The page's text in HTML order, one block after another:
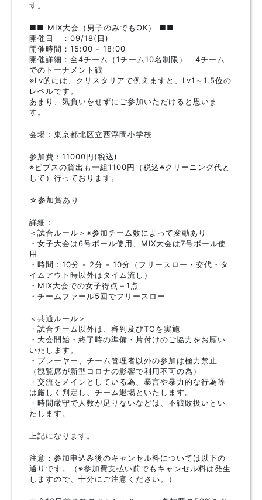
す。
■■ MIX大会（男子のみでもOK） ■■
開催日 ：09/18(日)
開催時間：15:00 - 18:00
開催詳細：全4チーム（1チーム10名制限） 4チーム
でのトーナメント戦
※Lv的には、クリスタリアで例えますと、Lv1～1.5位の
レベルです。
あまり、気負いをせずにご参加いただけると思いま
す。
会場：東京都北区立西浮間小学校
参加費：11000円(税込)
※ビブスの貸出も一組1100円（税込※クリーニング代と
して）行っております。
☆参加賞あり
詳細：
＜試合ルール＞※参加チーム数によって変動あり
・女子大会は6号ボール使用、MIX大会は7号ボール使
用
・時間：10分 - 2分 - 10分（フリースロー・交代・タ
イムアウト時以外はタイム流し）
・MIX大会での女子得点＋1点
・チームファール5回でフリースロー
＜共通ルール＞
・試合チーム以外は、審判及びTOを実施
・大会開始・終了時の準備・片付けのご協力をお願い
いたします。
・プレーヤー、チーム管理者以外の参加は極力禁止
（観覧席が新型コロナの影響で利用不可の為）
・交流をメインとしている為、暴言や暴力的な行為等
は厳しく判定し、チーム退場といたします。
・時間厳守で人数が足りないなどは、不戦敗扱いとい
たします。
上記になります。
注意：参加申込み後のキャンセル料については以下の
通りです。（※参加費支払い前でもキャンセル料は発生
しますので、十分にご注意ください。）